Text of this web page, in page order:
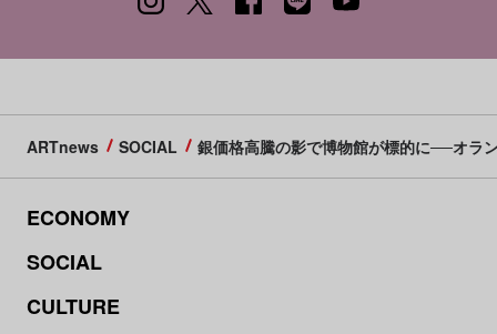
ARTnews SOCIAL 銀価格高騰の影で博物館が標的に──オラ
ECONOMY
SOCIAL
CULTURE